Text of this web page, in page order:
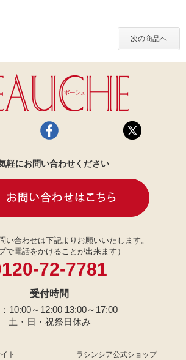
次の商品へ
軽にお問い合わせください
い合わせは下記よりお願いいたします。
で電話をかけることが出来ます）
72-7781
受付時間
10:00～12:00 13:00～17:00
土・日・祝祭日休み
ト
ラシンシア公式ショップ